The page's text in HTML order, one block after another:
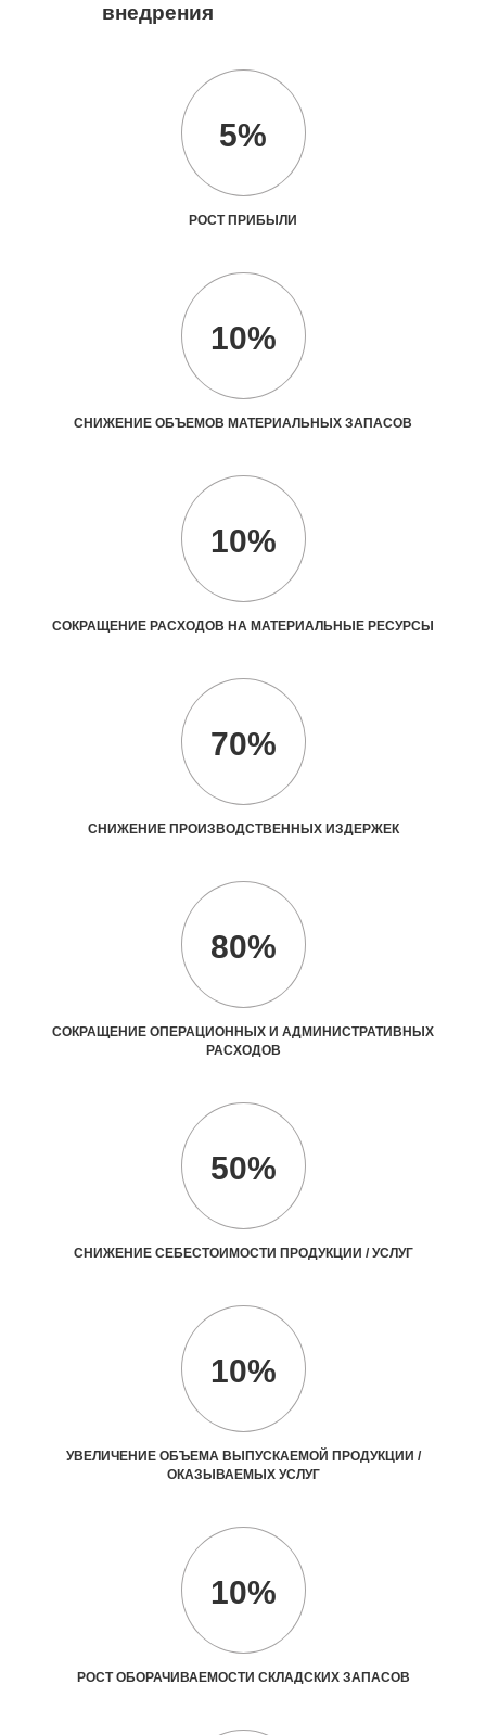
внедрения
5%
РОСТ ПРИБЫЛИ
10%
СНИЖЕНИЕ ОБЪЕМОВ МАТЕРИАЛЬНЫХ ЗАПАСОВ
10%
СОКРАЩЕНИЕ РАСХОДОВ НА МАТЕРИАЛЬНЫЕ РЕСУРСЫ
70%
СНИЖЕНИЕ ПРОИЗВОДСТВЕННЫХ ИЗДЕРЖЕК
80%
СОКРАЩЕНИЕ ОПЕРАЦИОННЫХ И АДМИНИСТРАТИВНЫХ
РАСХОДОВ
50%
СНИЖЕНИЕ СЕБЕСТОИМОСТИ ПРОДУКЦИИ / УСЛУГ
10%
УВЕЛИЧЕНИЕ ОБЪЕМА ВЫПУСКАЕМОЙ ПРОДУКЦИИ /
ОКАЗЫВАЕМЫХ УСЛУГ
10%
РОСТ ОБОРАЧИВАЕМОСТИ СКЛАДСКИХ ЗАПАСОВ